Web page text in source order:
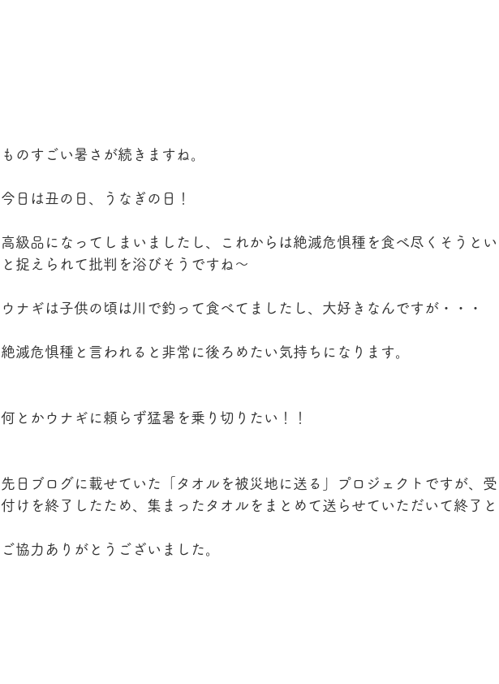
ものすごい暑さが続きますね。
今日は丑の日、うなぎの日！
高級品になってしまいましたし、これからは絶滅危惧種を食べ尽くそうと
と捉えられて批判を浴びそうですね〜
ウナギは子供の頃は川で釣って食べてましたし、大好きなんですが・・・
絶滅危惧種と言われると非常に後ろめたい気持ちになります。
何とかウナギに頼らず猛暑を乗り切りたい！！
先日ブログに載せていた「タオルを被災地に送る」プロジェクトですが、
付けを終了したため、集まったタオルをまとめて送らせていただいて終了と
ご協力ありがとうございました。